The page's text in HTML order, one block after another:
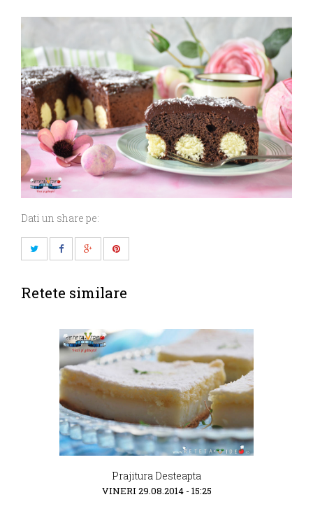
Dati un share pe:
Retete similare
Prajitura Desteapta
VINERI 29.08.2014 - 15:25